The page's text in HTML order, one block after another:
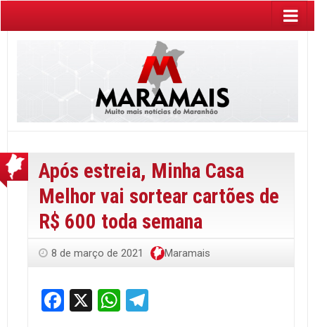
Após estreia, Minha Casa
Melhor vai sortear cartões de
R$ 600 toda semana
8 de março de 2021 Maramais
Facebook
X WhatsApp